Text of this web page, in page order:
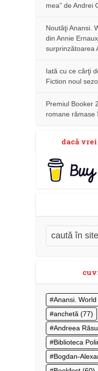
mea” de Andrei
Noutăţi Anansi.
din Annie
surprinzătoarea
Iată cu ce cărţi
Fiction noul
Premiul Booker
romane rămase
dacă
Anansi. World
anchetă (77)
Andreea
Biblioteca
Bogdan-